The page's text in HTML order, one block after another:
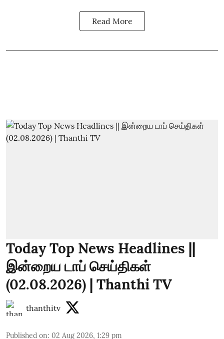
Read More
Today Top News Headlines ||
இன்றைய டாப் செய்திகள்
(02.08.2026) | Thanthi TV
thanthitv
Published on: 02 Aug 2026, 1:29 pm